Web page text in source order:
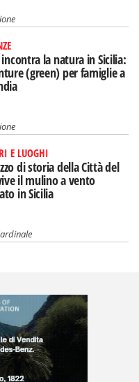
la natura in Sicilia:
(green) per famiglie a
E LUOGHI
di storia della Città del
il mulino a vento
in Sicilia